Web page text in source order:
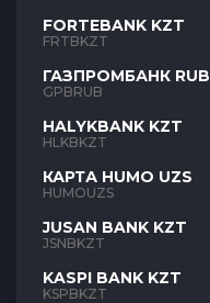
FORTEBANK KZT
FRTBKZT
ГАЗПРОМБАНК RUB
GPBRUB
HALYKBANK KZT
HLKBKZT
КАРТА HUMO UZS
HUMOUZS
JUSAN BANK KZT
JSNBKZT
KASPI BANK KZT
KSPBKZT